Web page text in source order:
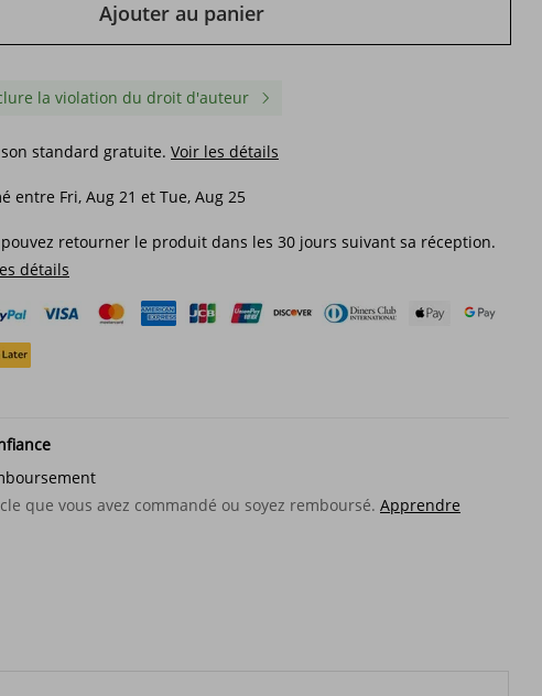
et
tendance pour un pied
Ajouter au panier
la violation du droit d'auteur
standard gratuite. Voir les détails
entre Fri, Aug 21 et Tue, Aug 25
pouvez retourner le produit dans les 30 jours suivant sa réception.
détails
que vous avez commandé ou soyez remboursé. Apprendre